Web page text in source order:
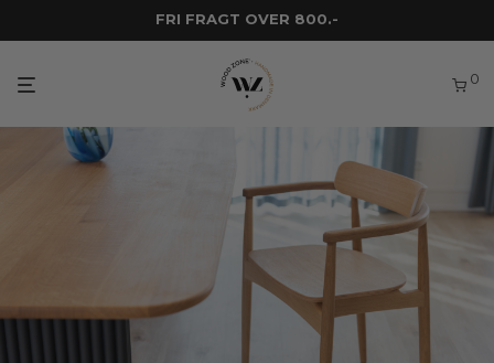
FRI FRAGT OVER 800.-
0